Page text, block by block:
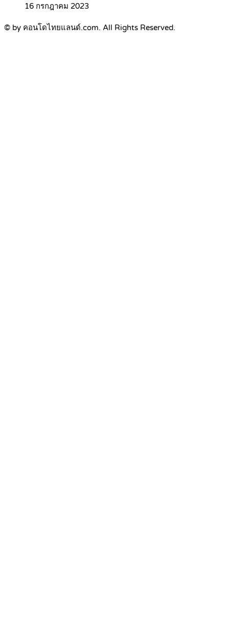
16 กรกฎาคม 2023
© by คอนโดไทยแลนด์.com. All Rights Reserved.